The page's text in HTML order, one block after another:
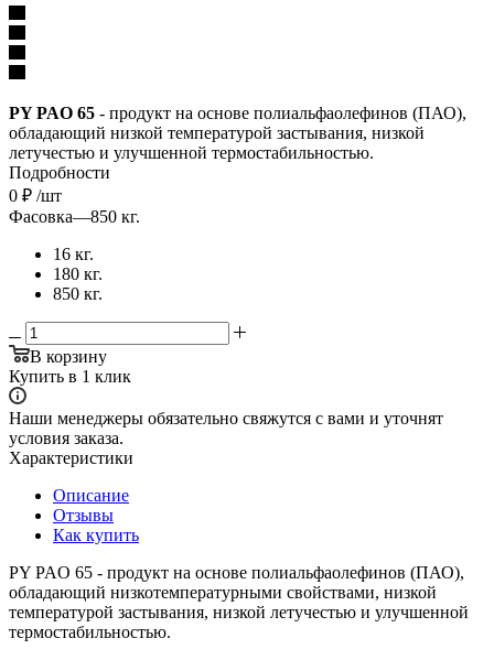
PY PAO 65 - продукт на основе полиальфаолефинов (ПАО),
обладающий низкой температурой застывания, низкой
летучестью и улучшенной термостабильностью.
Подробности
0 ₽ /шт
Фасовка—850 кг.
16 кг.
180 кг.
850 кг.
В корзину
Купить в 1 клик
Наши менеджеры обязательно свяжутся с вами и уточнят
условия заказа.
Характеристики
Описание
Отзывы
Как купить
PY PAO 65 - продукт на основе полиальфаолефинов (ПАО),
обладающий низкотемпературными свойствами, низкой
температурой застывания, низкой летучестью и улучшенной
термостабильностью.